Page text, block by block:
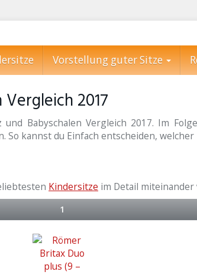
Vorstellung guter Sitze
2017
Babyschalen Vergleich 2017. Im
So kannst du Einfach entscheiden,
Kindersitze im Detail miteinander
1